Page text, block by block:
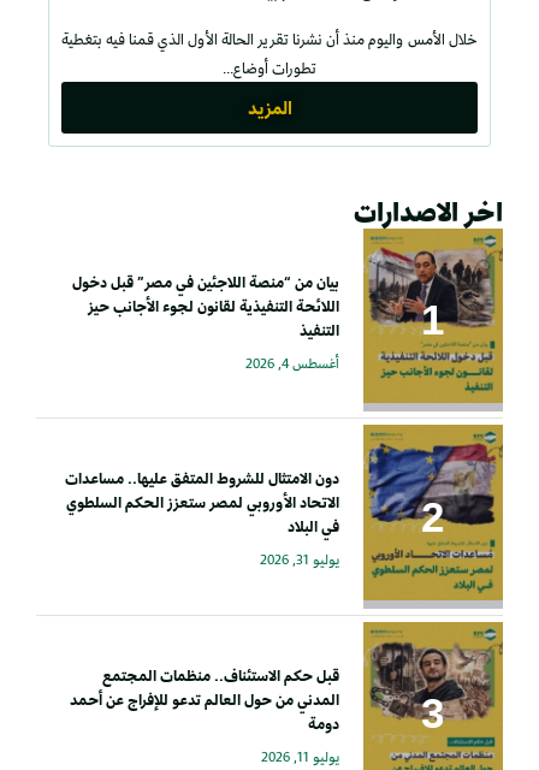
خلال الأمس واليوم منذ أن نشرنا تقرير الحالة الأول الذي قمنا فيه بتغطية
تطورات أوضاع...
المزيد
اخر الاصدارات
بيان من “منصة اللاجئين في مصر” قبل دخول
اللائحة التنفيذية لقانون لجوء الأجانب حيز
التنفيذ
أغسطس 4, 2026
دون الامتثال للشروط المتفق عليها.. مساعدات
الاتحاد الأوروبي لمصر ستعزز الحكم السلطوي
في البلاد
يوليو 31, 2026
قبل حكم الاستئناف.. منظمات المجتمع
المدني من حول العالم تدعو للإفراج عن أحمد
دومة
يوليو 11, 2026